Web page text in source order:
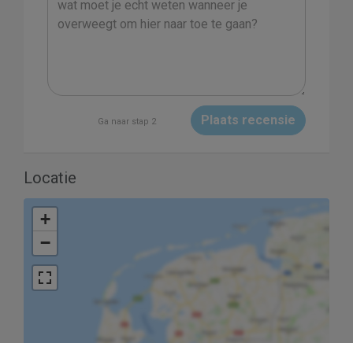
Ga naar stap 2 Plaats recensie
Locatie
+
−